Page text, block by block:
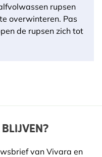
rupsen
overwinteren. Pas
de rupsen zich tot
van Vivara en